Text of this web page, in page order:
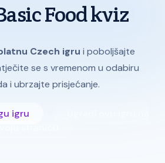
Food kviz
Czech igru i poboljšajte
se s vremenom u odabiru
i ubrzajte prisjećanje.
igru